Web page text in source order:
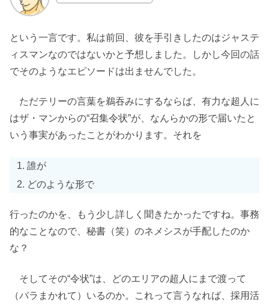
という一言です。私は前回、彼を手引きしたのはジャステ
ィスマンなのではないかと予想しました。しかし今回の話
でそのようなエピソードは出ませんでした。
ただテリーの言葉を鵜吞みにするならば、有力な超人に
はザ・マンからの“召集令状”が、なんらかの形で届いたと
いう事実があったことがわかります。それを
誰が
どのような形で
行ったのかを、もう少し詳しく聞きたかったですね。事務
的なことなので、秘書（笑）のネメシスが手配したのか
な？
そしてその“令状”は、どのエリアの超人にまで渡って
（バラまかれて）いるのか。これって言うなれば、採用活